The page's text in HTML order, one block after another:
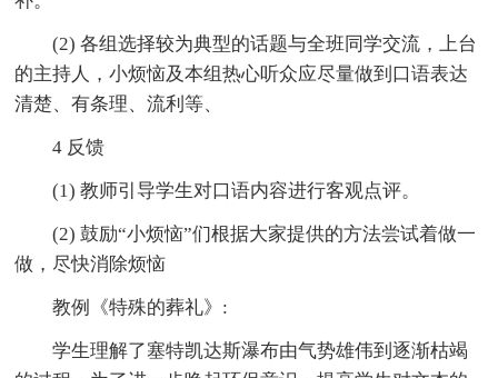
(2) 各组选择较为典型的话题与全班同学交流，上台
的主持人，小烦恼及本组热心听众应尽量做到口语表达
清楚、有条理、流利等、
4 反馈
(1) 教师引导学生对口语内容进行客观点评。
(2) 鼓励“小烦恼”们根据大家提供的方法尝试着做一
做，尽快消除烦恼
教例《特殊的葬礼》:
学生理解了塞特凯达斯瀑布由气势雄伟到逐渐枯竭